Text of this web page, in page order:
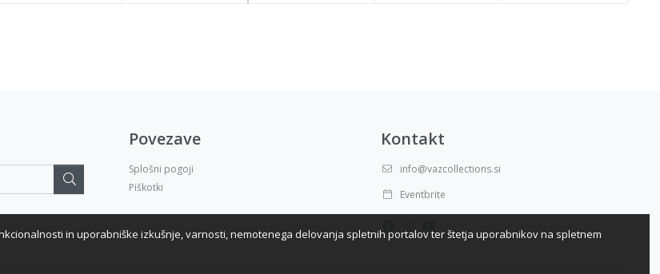
Povezave
Splošni pogoji
Piškotki
Kontakt
info@vazcollections.si
Eventbrite
in uporabniške izkušnje, varnosti, nemotenega delovanja spletnih portalov ter štetja uporabnikov na spletnem